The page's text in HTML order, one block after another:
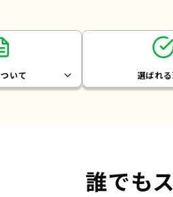
ついて 選ばれる
誰でも